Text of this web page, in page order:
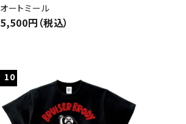
オートミール
5,500円（税込）
10